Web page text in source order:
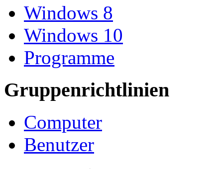
Windows 8
Windows 10
Programme
Gruppenrichtlinien
Computer
Benutzer